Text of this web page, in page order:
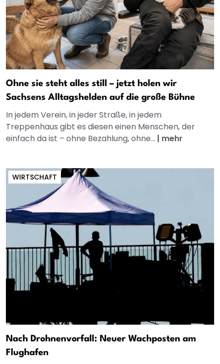
Ohne sie steht alles still – jetzt holen wir
Sachsens Alltagshelden auf die große Bühne
In jedem Verein, in jeder Straße, in jedem
Treppenhaus gibt es diesen einen Menschen, der
einfach da ist – ohne Bezahlung, ohne... | mehr
WIRTSCHAFT
Nach Drohnenvorfall: Neuer Wachposten am
Flughafen